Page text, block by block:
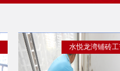
水悦龙湾铺砖